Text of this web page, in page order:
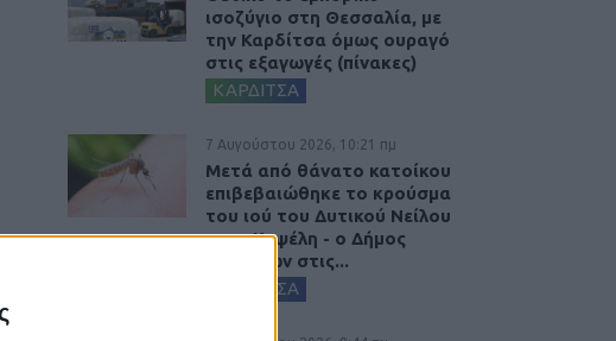
ισοζύγιο στη Θεσσαλία, με
την Καρδίτσα όμως ουραγό
στις εξαγωγές (πίνακες)
ΚΑΡΔΙΤΣΑ
7 Αυγούστου 2026, 10:21 πμ
Μετά από θάνατο κατοίκου
επιβεβαιώθηκε το κρούσμα
του ιού του Δυτικού Νείλου
στην Κυψέλη - ο Δήμος
Σοφάδων στις...
ΚΑΡΔΙΤΣΑ